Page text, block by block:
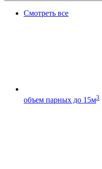
Смотреть все
объем парных до 15м3